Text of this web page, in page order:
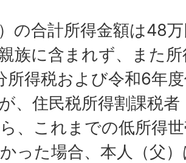
の合計所得金額は48
族に含まれず、また
所得税および令和6年
、住民税所得割課税
、これまでの低所得
った場合、本人（父